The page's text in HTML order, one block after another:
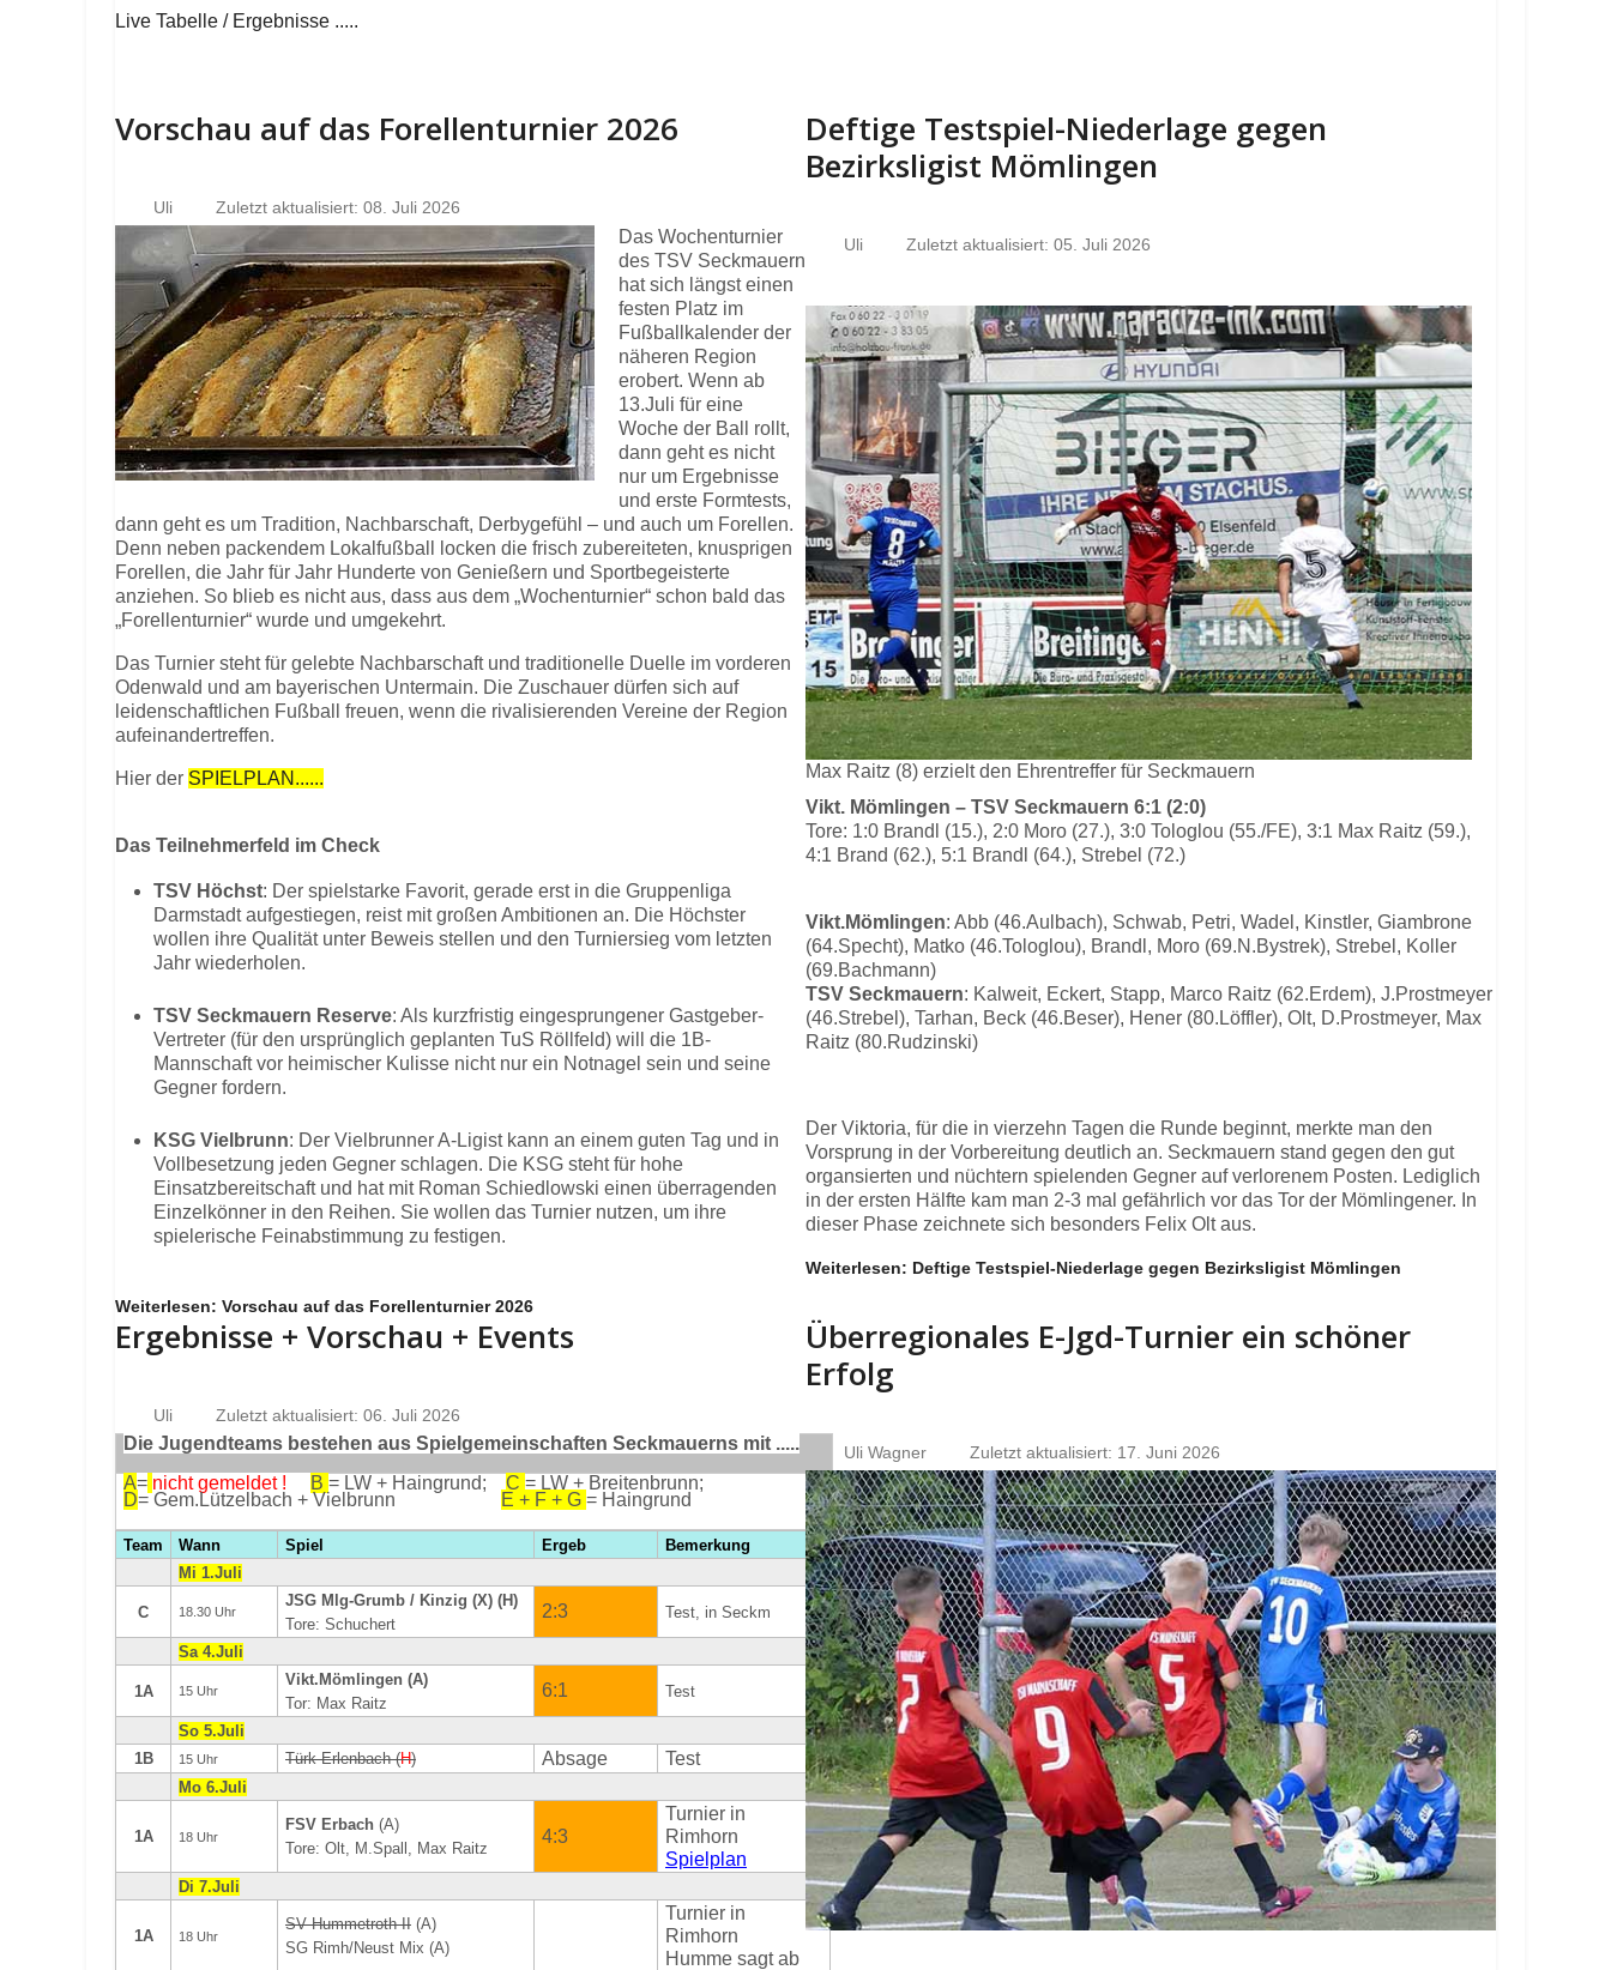
Live Tabelle / Ergebnisse .....
Vorschau auf das Forellenturnier 2026
Uli Zuletzt aktualisiert: 08. Juli 2026
Das Wochenturnier
des TSV Seckmauern
hat sich längst einen
festen Platz im
Fußballkalender der
näheren Region
erobert. Wenn ab
13.Juli für eine
Woche der Ball rollt,
dann geht es nicht
nur um Ergebnisse
und erste Formtests,
dann geht es um Tradition, Nachbarschaft, Derbygefühl – und auch um Forellen.
Denn neben packendem Lokalfußball locken die frisch zubereiteten, knusprigen
Forellen, die Jahr für Jahr Hunderte von Genießern und Sportbegeisterte
anziehen. So blieb es nicht aus, dass aus dem „Wochenturnier“ schon bald das
„Forellenturnier“ wurde und umgekehrt.
Das Turnier steht für gelebte Nachbarschaft und traditionelle Duelle im vorderen
Odenwald und am bayerischen Untermain. Die Zuschauer dürfen sich auf
leidenschaftlichen Fußball freuen, wenn die rivalisierenden Vereine der Region
aufeinandertreffen.
Hier der SPIELPLAN......
Das Teilnehmerfeld im Check
TSV Höchst: Der spielstarke Favorit, gerade erst in die Gruppenliga
Darmstadt aufgestiegen, reist mit großen Ambitionen an. Die Höchster
wollen ihre Qualität unter Beweis stellen und den Turniersieg vom letzten
Jahr wiederholen.
TSV Seckmauern Reserve: Als kurzfristig eingesprungener Gastgeber-
Vertreter (für den ursprünglich geplanten TuS Röllfeld) will die 1B-
Mannschaft vor heimischer Kulisse nicht nur ein Notnagel sein und seine
Gegner fordern.
KSG Vielbrunn: Der Vielbrunner A-Ligist kann an einem guten Tag und in
Vollbesetzung jeden Gegner schlagen. Die KSG steht für hohe
Einsatzbereitschaft und hat mit Roman Schiedlowski einen überragenden
Einzelkönner in den Reihen. Sie wollen das Turnier nutzen, um ihre
spielerische Feinabstimmung zu festigen.
Weiterlesen: Vorschau auf das Forellenturnier 2026
Deftige Testspiel-Niederlage gegen
Bezirksligist Mömlingen
Uli Zuletzt aktualisiert: 05. Juli 2026
Max Raitz (8) erzielt den Ehrentreffer für Seckmauern
Vikt. Mömlingen – TSV Seckmauern 6:1 (2:0)
Tore: 1:0 Brandl (15.), 2:0 Moro (27.), 3:0 Tologlou (55./FE), 3:1 Max Raitz (59.),
4:1 Brand (62.), 5:1 Brandl (64.), Strebel (72.)
Vikt.Mömlingen: Abb (46.Aulbach), Schwab, Petri, Wadel, Kinstler, Giambrone
(64.Specht), Matko (46.Tologlou), Brandl, Moro (69.N.Bystrek), Strebel, Koller
(69.Bachmann)
TSV Seckmauern: Kalweit, Eckert, Stapp, Marco Raitz (62.Erdem), J.Prostmeyer
(46.Strebel), Tarhan, Beck (46.Beser), Hener (80.Löffler), Olt, D.Prostmeyer, Max
Raitz (80.Rudzinski)
Der Viktoria, für die in vierzehn Tagen die Runde beginnt, merkte man den
Vorsprung in der Vorbereitung deutlich an. Seckmauern stand gegen den gut
organsierten und nüchtern spielenden Gegner auf verlorenem Posten. Lediglich
in der ersten Hälfte kam man 2-3 mal gefährlich vor das Tor der Mömlingener. In
dieser Phase zeichnete sich besonders Felix Olt aus.
Weiterlesen: Deftige Testspiel-Niederlage gegen Bezirksligist Mömlingen
Ergebnisse + Vorschau + Events
Uli Zuletzt aktualisiert: 06. Juli 2026
Die Jugendteams bestehen aus Spielgemeinschaften Seckmauerns mit .....
A= nicht gemeldet ! B = LW + Haingrund; C = LW + Breitenbrunn;
D= Gem.Lützelbach + Vielbrunn E + F + G = Haingrund
Team Wann Spiel Ergeb
Bemerkung
Mi 1.Juli
C 18.30 Uhr
JSG Mlg-Grumb / Kinzig (X) (H)
Tore: Schuchert
2:3 Test, in Seckm
Sa 4.Juli
1A 15 Uhr
Vikt.Mömlingen (A)
Tor: Max Raitz
6:1 Test
So 5.Juli
1B
15 Uhr Türk Erlenbach (H) Absage Test
Mo 6.Juli
1A 18 Uhr
FSV Erbach (A)
Tore: Olt, M.Spall, Max Raitz
4:3
Turnier in
Rimhorn
Spielplan
Di 7.Juli
1A 18 Uhr
SV Hummetroth II (A)
SG Rimh/Neust Mix (A)
Turnier in
Rimhorn
Humme sagt ab
Überregionales E-Jgd-Turnier ein schöner
Erfolg
Uli Wagner Zuletzt aktualisiert: 17. Juni 2026